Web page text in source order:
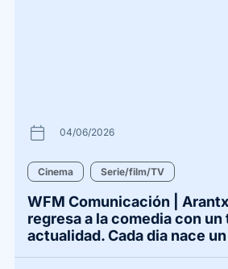
calendar_today 04/06/2026
Cinema Serie/film/TV
WFM Comunicación |
regresa a la comedia con
actualidad. Cada dia nace